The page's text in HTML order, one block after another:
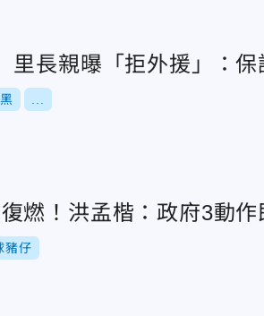
長親曝「拒外援」：保
燃！洪孟楷：政府3動作
豬仔